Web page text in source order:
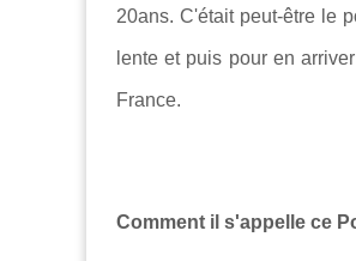
20ans. C'était peut-être le
lente et puis pour en
France.
Comment il s'appelle ce